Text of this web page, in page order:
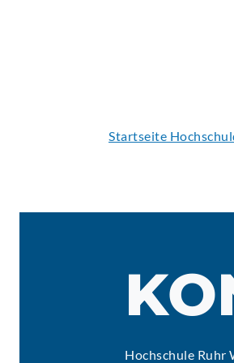
Startseite
Hochschule Ruhr